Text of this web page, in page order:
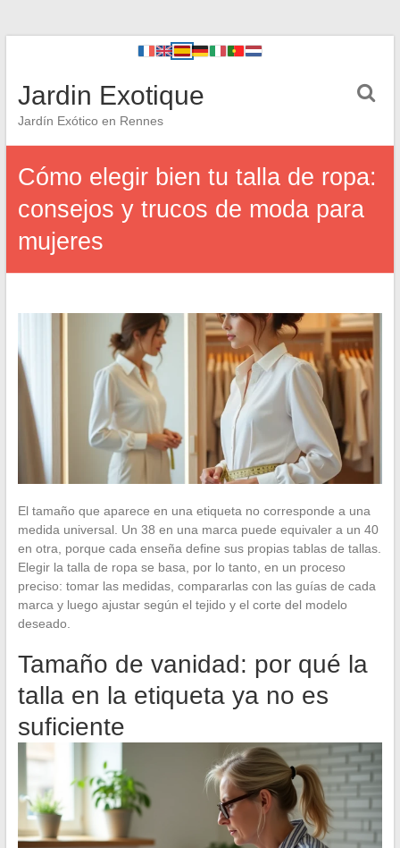
Jardin Exotique
Jardín Exótico en Rennes
Cómo elegir bien tu talla de ropa:
consejos y trucos de moda para
mujeres
El tamaño que aparece en una etiqueta no corresponde a una
medida universal. Un 38 en una marca puede equivaler a un 40
en otra, porque cada enseña define sus propias tablas de tallas.
Elegir la talla de ropa se basa, por lo tanto, en un proceso
preciso: tomar las medidas, compararlas con las guías de cada
marca y luego ajustar según el tejido y el corte del modelo
deseado.
Tamaño de vanidad: por qué la
talla en la etiqueta ya no es
suficiente